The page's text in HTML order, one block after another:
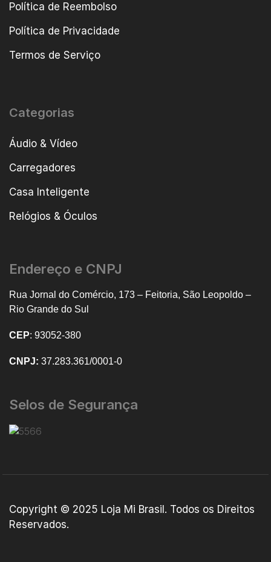
Política de Reembolso
Política de Privacidade
Termos de Serviço
Categorias
Áudio & Vídeo
Carregadores
Casa Inteligente
Relógios & Óculos
Endereço e CNPJ
Rua Jornal do Comércio, 173 – Feitoria, São Leopoldo –
Rio Grande do Sul
CEP: 93052-380
CNPJ: 37.283.361/0001-0
Selos de Segurança
Copyright © 2025 Loja Mi Brasil. Todos os Direitos
Reservados.